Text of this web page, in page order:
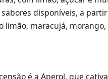
sabores disponíveis, a
limão, maracujá,
é a Aperol, que